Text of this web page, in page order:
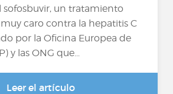
sofosbuvir, un tratamiento
caro contra la hepatitis C
por la Oficina Europea de
y las ONG que...
Leer el artículo